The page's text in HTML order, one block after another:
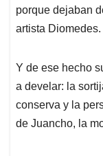
porque dejaban
artista Diomedes.
Y de ese hecho
a develar: la
conserva y la
de Juancho, la